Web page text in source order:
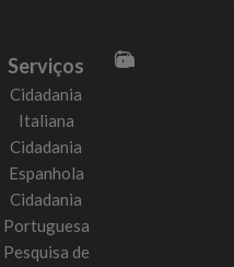
Serviços
Cidadania
Italiana
Cidadania
Espanhola
Cidadania
Portuguesa
Pesquisa de